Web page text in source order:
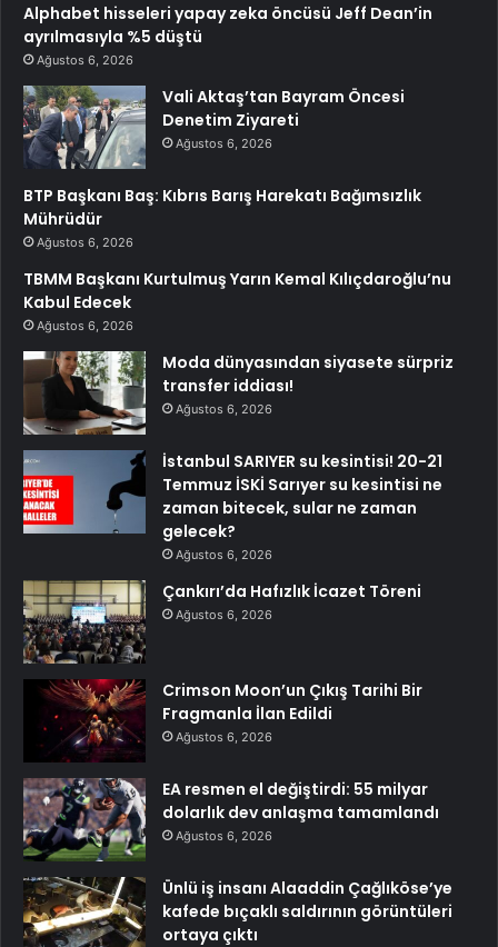
Alphabet hisseleri yapay zeka öncüsü Jeff Dean’in
ayrılmasıyla %5 düştü
Ağustos 6, 2026
Vali Aktaş’tan Bayram Öncesi
Denetim Ziyareti
Ağustos 6, 2026
BTP Başkanı Baş: Kıbrıs Barış Harekatı Bağımsızlık
Mührüdür
Ağustos 6, 2026
TBMM Başkanı Kurtulmuş Yarın Kemal Kılıçdaroğlu’nu
Kabul Edecek
Ağustos 6, 2026
Moda dünyasından siyasete sürpriz
transfer iddiası!
Ağustos 6, 2026
İstanbul SARIYER su kesintisi! 20-21
Temmuz İSKİ Sarıyer su kesintisi ne
zaman bitecek, sular ne zaman
gelecek?
Ağustos 6, 2026
Çankırı’da Hafızlık İcazet Töreni
Ağustos 6, 2026
Crimson Moon’un Çıkış Tarihi Bir
Fragmanla İlan Edildi
Ağustos 6, 2026
EA resmen el değiştirdi: 55 milyar
dolarlık dev anlaşma tamamlandı
Ağustos 6, 2026
Ünlü iş insanı Alaaddin Çağlıköse’ye
kafede bıçaklı saldırının görüntüleri
ortaya çıktı